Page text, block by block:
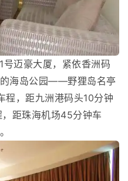
迈豪大厦，紧依香洲码
海岛公园——野狸岛名亭
程，距九洲港码头10分钟
距珠海机场45分钟车